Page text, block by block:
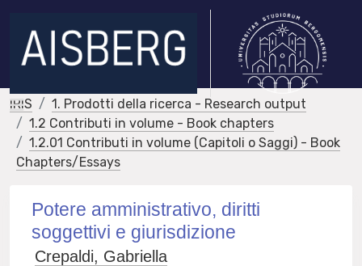
IRIS
1. Prodotti della ricerca - Research output
1.2 Contributi in volume - Book chapters
1.2.01 Contributi in volume (Capitoli o Saggi) - Book
Chapters/Essays
Potere amministrativo, diritti
soggettivi e giurisdizione
Crepaldi, Gabriella